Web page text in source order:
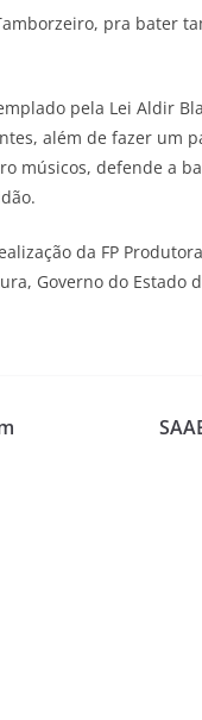
pra bater
pela Lei Aldir
além de fazer um
músicos, defende a
da FP
Governo do Estado